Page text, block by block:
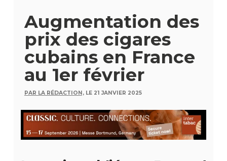
Augmentation des
prix des cigares
cubains en France
au 1er février
PAR LA RÉDACTION, LE 21 JANVIER 2025